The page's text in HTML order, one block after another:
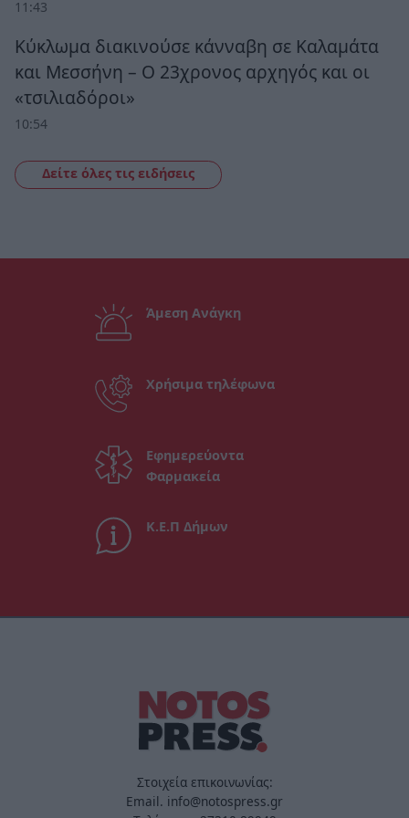
11:43
Κύκλωμα διακινούσε κάνναβη σε Καλαμάτα
και Μεσσήνη – Ο 23χρονος αρχηγός και οι
«τσιλιαδόροι»
10:54
Δείτε όλες τις ειδήσεις
Άμεση Ανάγκη
Χρήσιμα τηλέφωνα
Εφημερεύοντα
Φαρμακεία
Κ.Ε.Π Δήμων
Στοιχεία επικοινωνίας:
Email. info@notospress.gr